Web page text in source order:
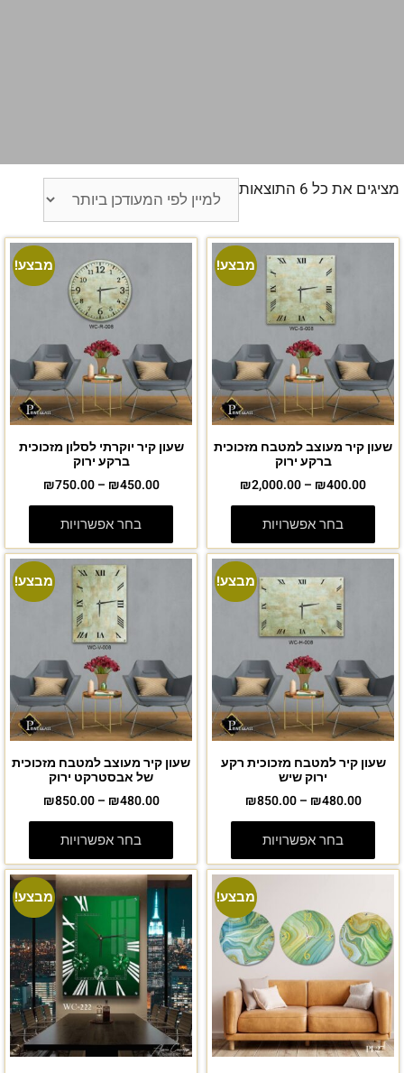
מציגים את כל ⁦6⁩ התוצאות
מבצע!
שעון קיר מעוצב למטבח מזכוכית
ברקע ירוק
₪400.00
–
₪2,000.00
בחר אפשרויות
מבצע!
שעון קיר יוקרתי לסלון מזכוכית
ברקע ירוק
₪450.00
–
₪750.00
בחר אפשרויות
מבצע!
שעון קיר למטבח מזכוכית רקע
ירוק שיש
₪480.00
–
₪850.00
בחר אפשרויות
מבצע!
שעון קיר מעוצב למטבח מזכוכית
של אבסטרקט ירוק
₪480.00
–
₪850.00
בחר אפשרויות
מבצע! מבצע!